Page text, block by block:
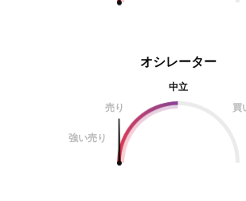
オシレーター
中立
売り
買
強い売り